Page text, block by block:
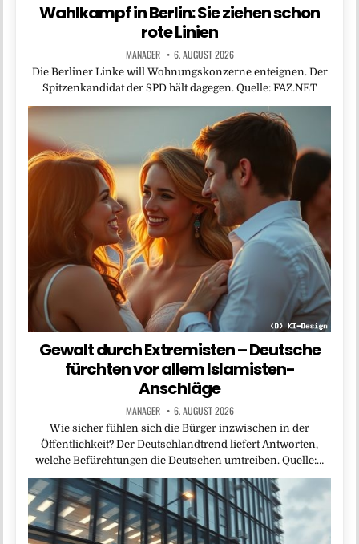
Wahlkampf in Berlin: Sie ziehen schon
rote Linien
MANAGER 6. AUGUST 2026
Die Berliner Linke will Wohnungskonzerne enteignen. Der
Spitzenkandidat der SPD hält dagegen. Quelle: FAZ.NET
Gewalt durch Extremisten – Deutsche
fürchten vor allem Islamisten-
Anschläge
MANAGER 6. AUGUST 2026
Wie sicher fühlen sich die Bürger inzwischen in der
Öffentlichkeit? Der Deutschlandtrend liefert Antworten,
welche Befürchtungen die Deutschen umtreiben. Quelle:…